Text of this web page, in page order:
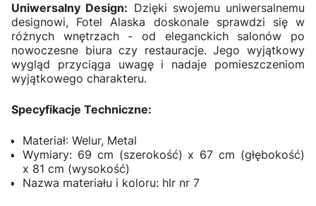
Uniwersalny Design: Dzięki swojemu uniwersalnemu
designowi, Fotel Alaska doskonale sprawdzi się w
różnych wnętrzach - od eleganckich salonów po
nowoczesne biura czy restauracje. Jego wyjątkowy
wygląd przyciąga uwagę i nadaje pomieszczeniom
wyjątkowego charakteru.
Specyfikacje Techniczne:
Materiał: Welur, Metal
Wymiary: 69 cm (szerokość) x 67 cm (głębokość)
x 81 cm (wysokość)
Nazwa materiału i koloru: hlr nr 7